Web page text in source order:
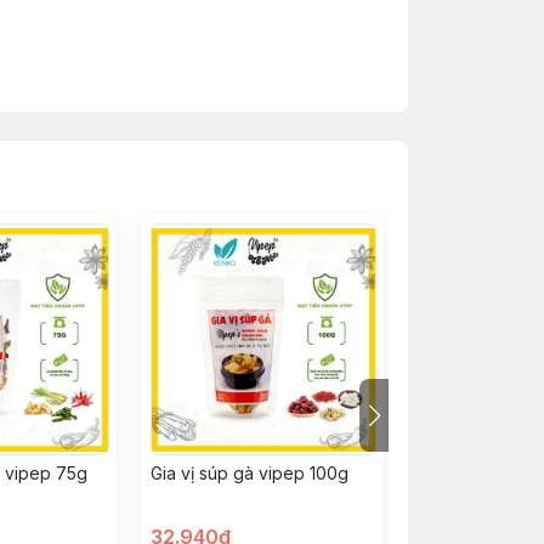
vipep 75g Gia vị súp gà vipep 100g
32.940đ